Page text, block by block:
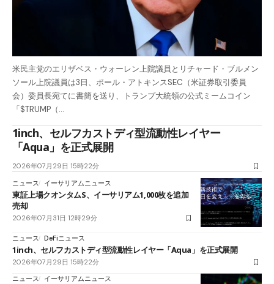
米民主党のエリザベス・ウォーレン上院議員とリチャード・ブルメン
ソール上院議員は3日、ポール・アトキンスSEC（米証券取引委員
会）委員長宛てに書簡を送り、トランプ大統領の公式ミームコイン
「$TRUMP（…
1inch、セルフカストディ型流動性レイヤー
「Aqua」を正式展開
2026年07月29日 15時22分
ニュース
イーサリアムニュース
東証上場クオンタムS、イーサリアム1,000枚を追加
売却
2026年07月31日 12時29分
ニュース DeFiニュース
1inch、セルフカストディ型流動性レイヤー「Aqua」を正式展開
2026年07月29日 15時22分
ニュース
イーサリアムニュース